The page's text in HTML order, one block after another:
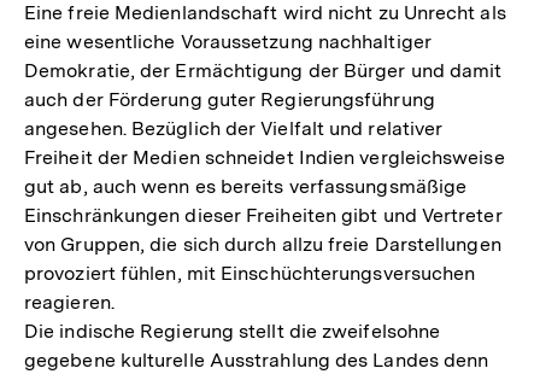
Eine freie Medienlandschaft wird nicht zu Unrecht als
eine wesentliche Voraussetzung nachhaltiger
Demokratie, der Ermächtigung der Bürger und damit
auch der Förderung guter Regierungsführung
angesehen. Bezüglich der Vielfalt und relativer
Freiheit der Medien schneidet Indien vergleichsweise
gut ab, auch wenn es bereits verfassungsmäßige
Einschränkungen dieser Freiheiten gibt und Vertreter
von Gruppen, die sich durch allzu freie Darstellungen
provoziert fühlen, mit Einschüchterungsversuchen
reagieren.
Die indische Regierung stellt die zweifelsohne
gegebene kulturelle Ausstrahlung des Landes denn